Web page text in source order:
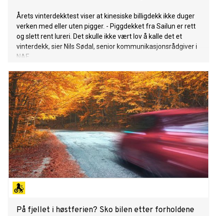
Årets vinterdekktest viser at kinesiske billigdekk ikke duger
verken med eller uten pigger. - Piggdekket fra Sailun er rett
og slett rent lureri. Det skulle ikke vært lov å kalle det et
vinterdekk, sier Nils Sødal, senior kommunikasjonsrådgiver i
NAF.
På fjellet i høstferien? Sko bilen etter forholdene